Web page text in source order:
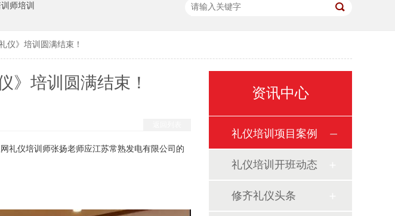
师培训
仪》培训圆满结束！
》培训圆满结束！
礼仪培训师张扬老师应江苏常熟发电有限公司的
资讯中心
礼仪培训项目案例
礼仪培训开班动态
修齐礼仪头条